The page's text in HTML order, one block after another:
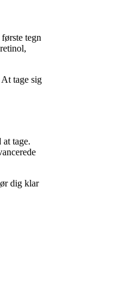
tegn
tage sig
tage.
dig klar